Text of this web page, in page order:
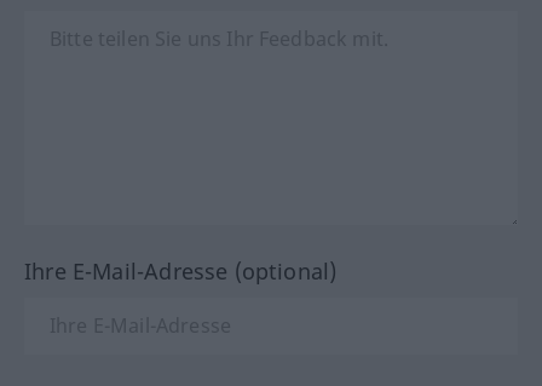
Ihre E-Mail-Adresse (optional)